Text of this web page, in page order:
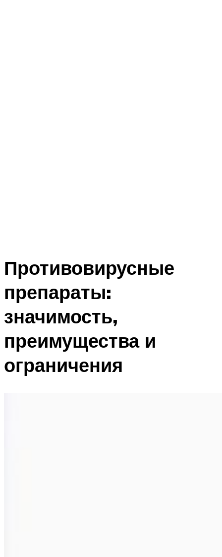
Противовирусные
препараты:
значимость,
преимущества и
ограничения